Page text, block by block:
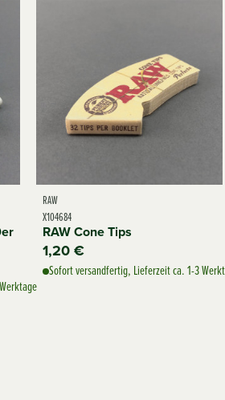
RAW
X104684
RAW Cone Tips
1,20 €
Sofort versandfertig, Lieferzeit ca. 1-3